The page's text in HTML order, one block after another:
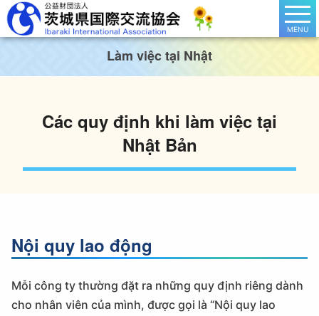
MENU
Làm việc tại Nhật
Các quy định khi làm việc tại
Nhật Bản
Nội quy lao động
Mỗi công ty thường đặt ra những quy định riêng dành
cho nhân viên của mình, được gọi là “Nội quy lao